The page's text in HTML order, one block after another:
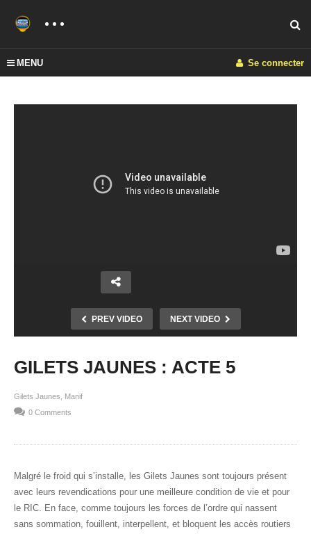
MENU Se connecter
PREV VIDEO NEXT VIDEO
GILETS JAUNES : ACTE 5
Gilets Jaunes
Manif
0 Comments
Malgré le froid qui s’installe, les Gilets Jaunes sont toujours présent
avec leurs revendications pour une meilleure condition de vie et pour
le RIC. En face, comme toujours les forces de l’ordre qui nassent
sans sommation, fouillent, interpellent, et bloquent les accès routiers